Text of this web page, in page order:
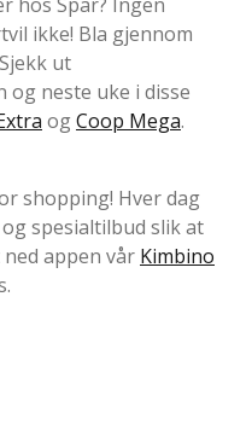
ikke! Bla gjennom
ut
og neste uke i disse
ogCoop Mega.
shopping! Hver dag
spesialtilbud slik at
appen vår Kimbino